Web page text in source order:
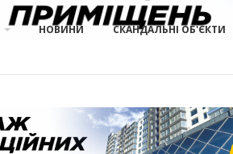
НОВИНИ СКАНДАЛЬНІ ОБ'ЄКТИ